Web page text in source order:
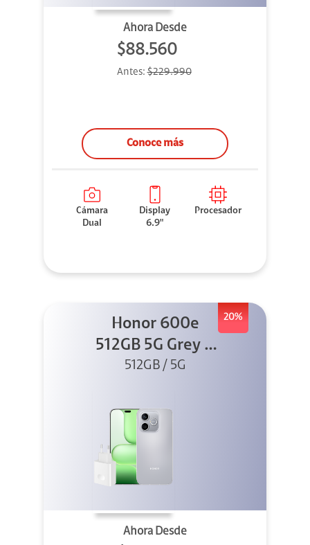
Ahora Desde
$88.560
Antes:$229.990
Conoce más
Cámara
Dual
Display
6.9"
Procesador
20%
Honor 600e
512GB 5G Grey +
45W
512GB / 5G
Ahora Desde